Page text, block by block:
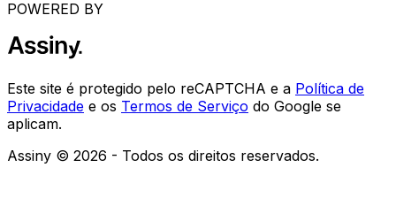
POWERED BY
Este site é protegido pelo reCAPTCHA e a Política de
Privacidade e os Termos de Serviço do Google se
aplicam.
Assiny © 2026 - Todos os direitos reservados.